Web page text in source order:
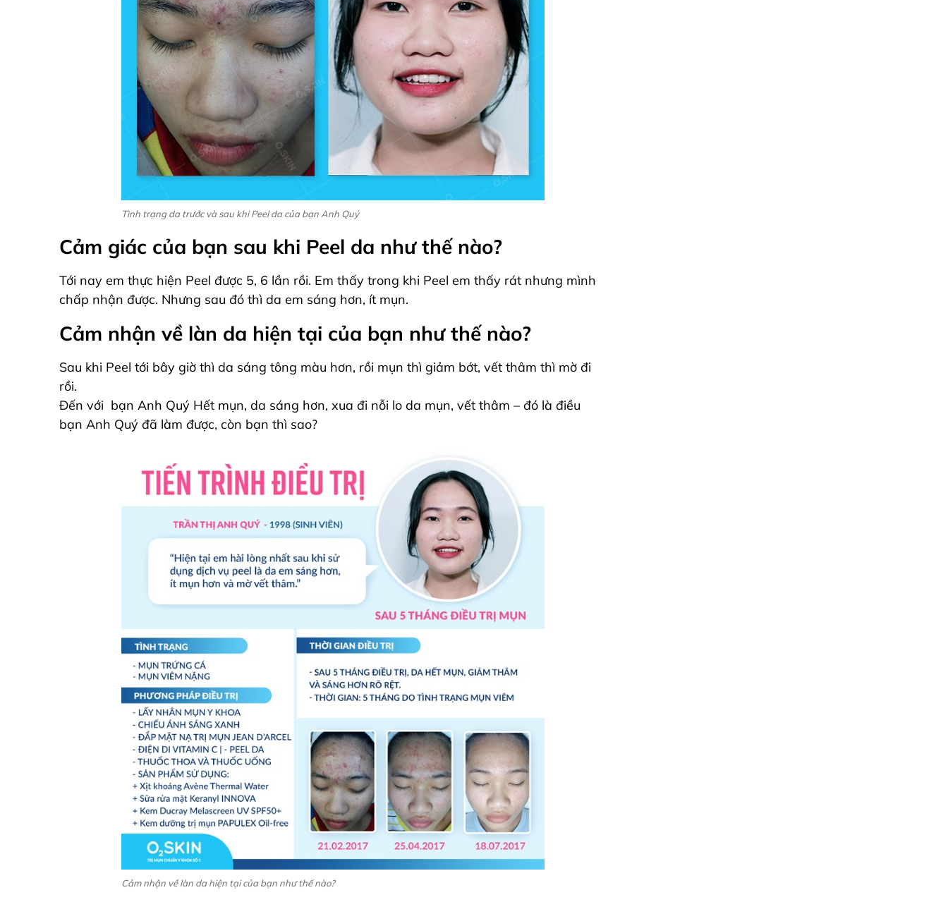
Tình trạng da trước và sau khi Peel da của bạn Anh Quý
Cảm giác của bạn sau khi Peel da như thế nào?
Tới nay em thực hiện Peel được 5, 6 lần rồi. Em thấy trong khi Peel em thấy rát nhưng mình
chấp nhận được. Nhưng sau đó thì da em sáng hơn, ít mụn.
Cảm nhận về làn da hiện tại của bạn như thế nào?
Sau khi Peel tới bây giờ thì da sáng tông màu hơn, rồi mụn thì giảm bớt, vết thâm thì mờ đi
rồi.
Đến với bạn Anh Quý Hết mụn, da sáng hơn, xua đi nỗi lo da mụn, vết thâm – đó là điều
bạn Anh Quý đã làm được, còn bạn thì sao?
Cảm nhận về làn da hiện tại của bạn như thế nào?